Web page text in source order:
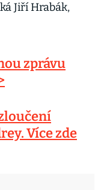
Jiří Hrabák,
zprávu
Více zde